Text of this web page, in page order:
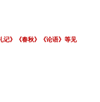
记》《春秋》《论语》等见